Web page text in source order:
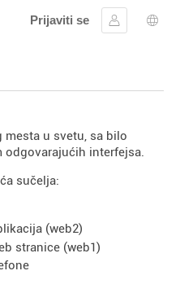
Prijaviti se
Prijavite se
u svetu, sa bilo
odgovarajućih interfejsa.
sučelja:
(web2)
stranice (web1)